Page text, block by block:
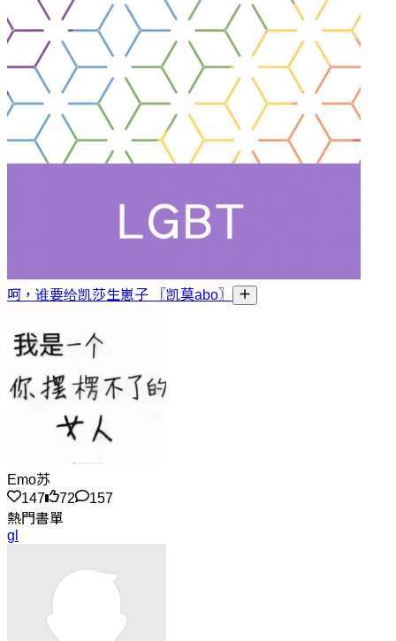
呵，谁要给凯莎生崽子 〖凯莫abo〗
Emo苏
147
72
157
熱門書單
gl